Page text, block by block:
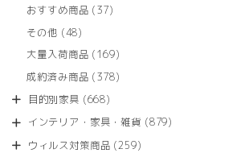
商
の
商
おすすめ商品 3737
商
その他 4848
の
商
大量入荷商品 169169
の
成約済み商品 378378
商
目的別家具 668668
の
商
インテリア・家具・雑貨 879879
ウィルス対策商品 259259